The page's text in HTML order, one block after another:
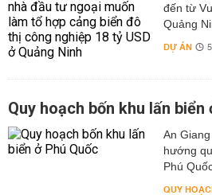
đến từ
Quảng
DỰ ÁN
Quy hoạch bốn khu lấn biển
An
hướng
Phú
QUY